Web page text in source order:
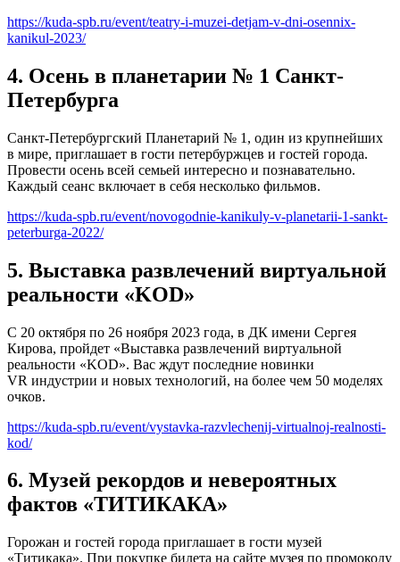
https://kuda-spb.ru/event/teatry-i-muzei-detjam-v-dni-osennix-
kanikul-2023/
4. Осень в планетарии № 1 Санкт-
Петербурга
Санкт-Петербургский Планетарий № 1, один из крупнейших
в мире, приглашает в гости петербуржцев и гостей города.
Провести осень всей семьей интересно и познавательно.
Каждый сеанс включает в себя несколько фильмов.
https://kuda-spb.ru/event/novogodnie-kanikuly-v-planetarii-1-sankt-
peterburga-2022/
5. Выставка развлечений виртуальной
реальности «KOD»
C 20 октября по 26 ноября 2023 года, в ДК имени Сергея
Кирова, пройдет «Выставка развлечений виртуальной
реальности «KOD». Вас ждут последние новинки
VR индустрии и новых технологий, на более чем 50 моделях
очков.
https://kuda-spb.ru/event/vystavka-razvlechenij-virtualnoj-realnosti-
kod/
6. Музей рекордов и невероятных
фактов «ТИТИКАКА»
Горожан и гостей города приглашает в гости музей
«Титикака». При покупке билета на сайте музея по промокоду